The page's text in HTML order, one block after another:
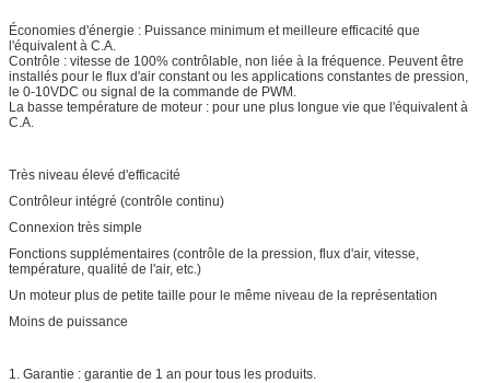
Économies d'énergie : Puissance minimum et meilleure efficacité que
l'équivalent à C.A.
Contrôle : vitesse de 100% contrôlable, non liée à la fréquence. Peuvent être
installés pour le flux d'air constant ou les applications constantes de pression,
le 0-10VDC ou signal de la commande de PWM.
La basse température de moteur : pour une plus longue vie que l'équivalent à
C.A.
Très niveau élevé d'efficacité
Contrôleur intégré (contrôle continu)
Connexion très simple
Fonctions supplémentaires (contrôle de la pression, flux d'air, vitesse,
température, qualité de l'air, etc.)
Un moteur plus de petite taille pour le même niveau de la représentation
Moins de puissance
1. Garantie : garantie de 1 an pour tous les produits.